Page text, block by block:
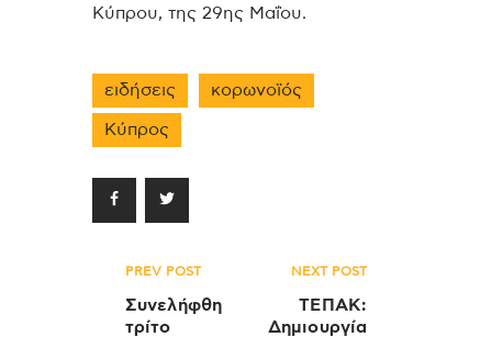
Κύπρου, της 29ης Μαΐου.
ειδήσεις κορωνοϊός
Κύπρος
Πλοήγηση
άρθρων
PREV POST
Συνελήφθη
τρίτο
NEXT POST
ΤΕΠΑΚ:
Δημιουργία